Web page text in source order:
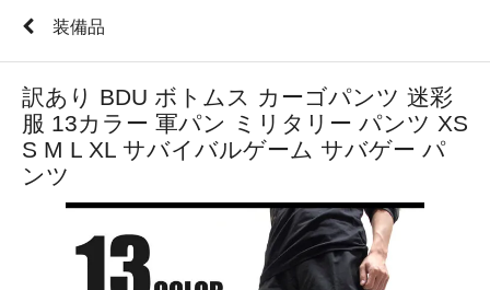
装備品
訳あり BDU ボトムス カーゴパンツ 迷彩
服 13カラー 軍パン ミリタリー パンツ XS
S M L XL サバイバルゲーム サバゲー パ
ンツ